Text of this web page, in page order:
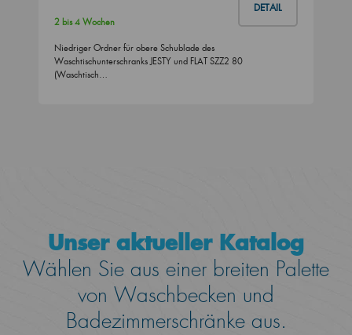
DETAIL
2 bis 4 Wochen
Niedriger Ordner für obere Schublade des
Waschtischunterschranks JESTY und FLAT SZZ2 80
(Waschtisch…
Unser aktueller Katalog
Wählen Sie aus einer breiten Palette
von Waschbecken und
Badezimmerschränke aus.